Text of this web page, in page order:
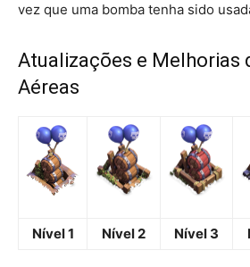
vez que uma bomba tenha sido
Atualizações e Melhorias
Aéreas
Nível 1 Nível 2 Nível 3